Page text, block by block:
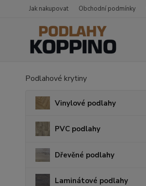
Jak nakupovat Obchodní podmínky
Podlahové krytiny
Vinylové podlahy
PVC podlahy
Dřevěné podlahy
Laminátové podlahy